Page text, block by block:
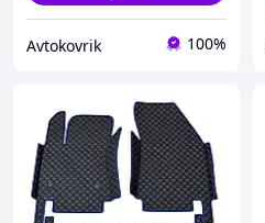
Avtokovrik 100%